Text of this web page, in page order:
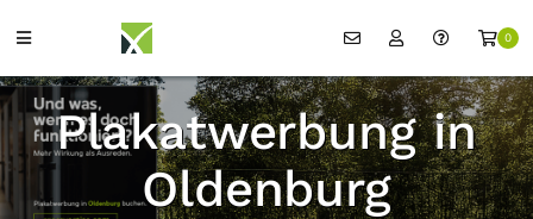
0
Plakatwerbung in
Oldenburg